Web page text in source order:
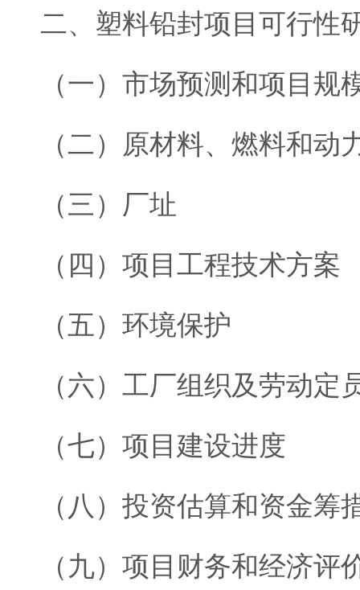
二、塑料铅封项目可行性
（一）市场预测和项目规
（二）原材料、燃料和动
（三）厂址
（四）项目工程技术方案
（五）环境保护
（六）工厂组织及劳动定
（七）项目建设进度
（八）投资估算和资金筹
（九）项目财务和经济评